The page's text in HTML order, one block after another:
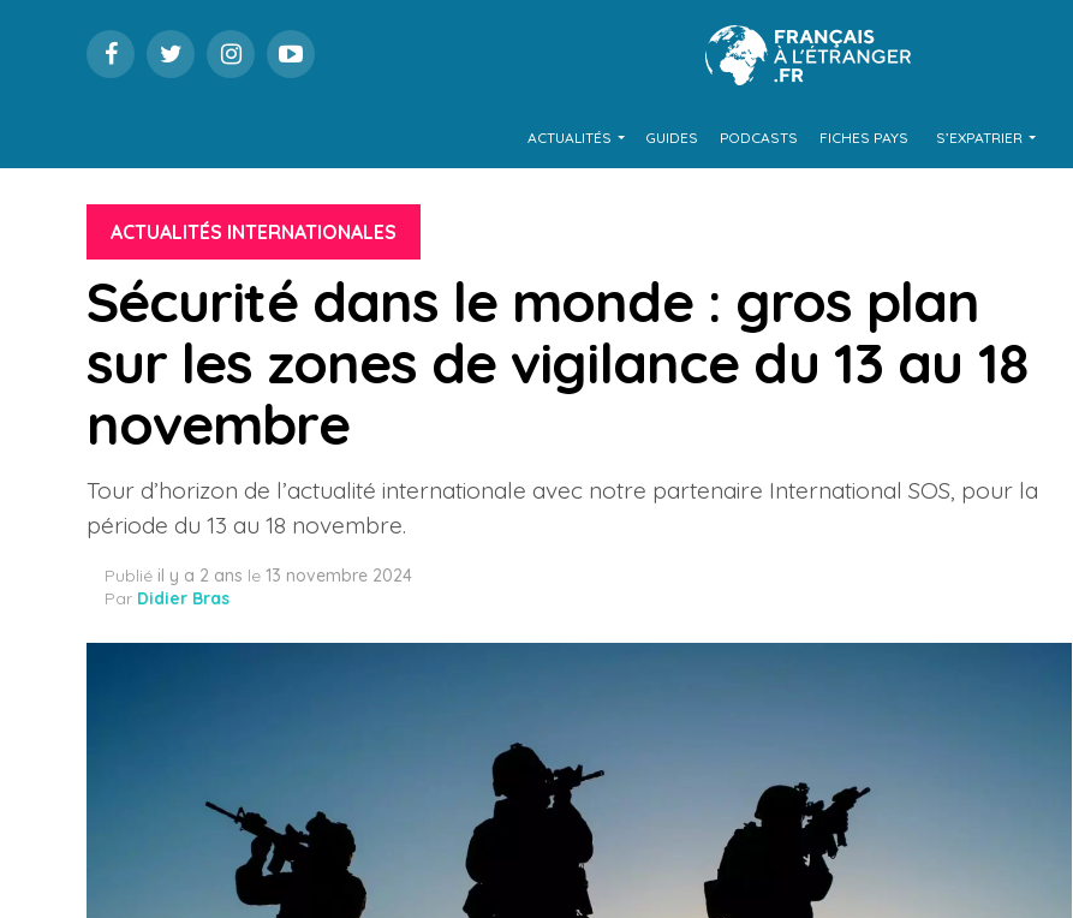
ACTUALITÉS GUIDES PODCASTS FICHES PAYS S’EXPATRIER
ACTUALITÉS INTERNATIONALES
Sécurité dans le monde : gros plan
sur les zones de vigilance du 13 au 18
novembre
Tour d’horizon de l’actualité internationale avec notre partenaire International SOS, pour la
période du 13 au 18 novembre.
Publié il y a 2 ans le 13 novembre 2024
Par Didier Bras